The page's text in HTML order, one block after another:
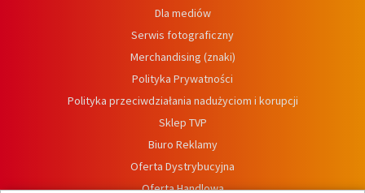
Dla mediów
Serwis fotograficzny
Merchandising (znaki)
Polityka Prywatności
Polityka przeciwdziałania nadużyciom i korupcji
Sklep TVP
Biuro Reklamy
Oferta Dystrybucyjna
Oferta Handlowa